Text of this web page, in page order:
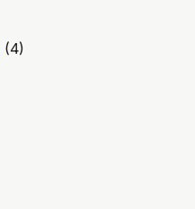
(4)